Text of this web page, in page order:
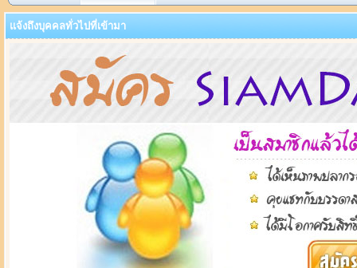
แจ้งถึงบุคคลทั่วไปที่เข้ามา